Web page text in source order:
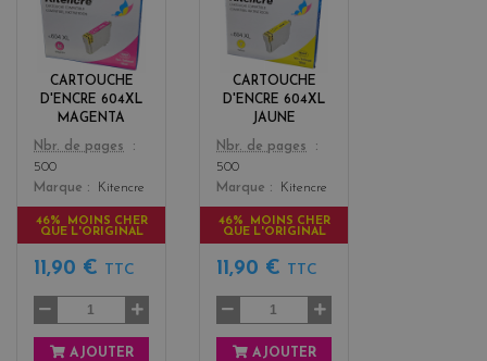
CARTOUCHE
D'ENCRE 604XL
MAGENTA
Color
a
n
t
Nbr. de pages
500
Marque
Kitencre
46% MOINS CHER
QUE L'ORIGINAL
11,90 € TTC
AJOUTER
CARTOUCHE
D'ENCRE 604XL
JAUNE
Color
e
l
o
w
Nbr. de pages
500
Marque
Kitencre
46% MOINS CHER
QUE L'ORIGINAL
11,90 € TTC
AJOUTER